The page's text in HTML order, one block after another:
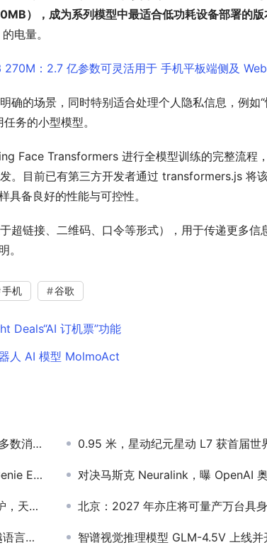
），成为系列模型中最适合低功耗设备部署的版
电量。
确的场景，同时特别适合处理个人隐私信息，例如
务的小型模型。
Face Transformers 进行全模型训练的完整流程
。目前已有第三方开发者通过 transformers.js 将
备良好的性能与可控性。
超链接、二维码、口令等形式），用于传递更多信
。
手机 谷歌
Deals“AI 订机票”功能
人 AI 模型 MolmoAct
大致持平 0.95 米，星动纪元星动 L7 获首届世界人形机
对决马斯克 Neuralink，曝 OpenAI 奥尔特曼已注资脑
、亚军 北京：2027 年亦庄将可量产万台具
交互 智谱视觉推理模型 GLM-4.5V 上线并开源，号称“全